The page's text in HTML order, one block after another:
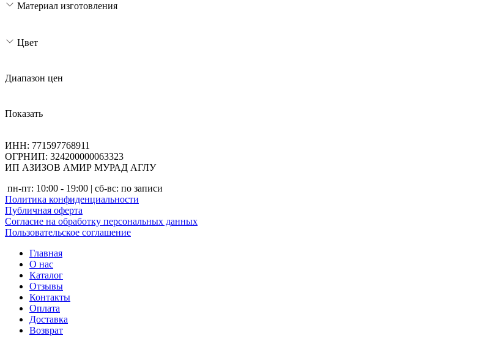
Материал изготовления
Цвет
Диапазон цен
Показать
ИНН: 771597768911
ОГРНИП: 324200000063323
ИП АЗИЗОВ АМИР МУРАД АГЛУ
пн-пт: 10:00 - 19:00 | сб-вс: по записи
Политика конфиденциальности
Публичная оферта
Согласие на обработку персональных данных
Пользовательское соглашение
Главная
О нас
Каталог
Отзывы
Контакты
Оплата
Доставка
Возврат